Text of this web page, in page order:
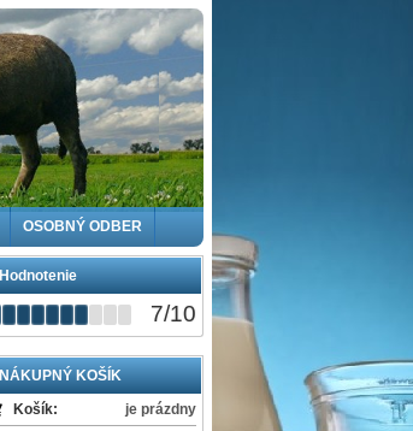
OSOBNÝ ODBER
Hodnotenie
7/10
NÁKUPNÝ KOŠÍK
Košík:
je prázdny